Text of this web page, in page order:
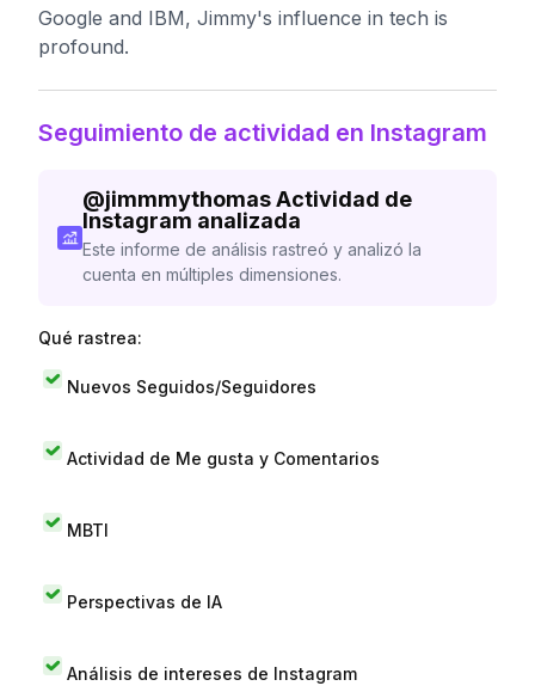
Google and IBM, Jimmy's influence in tech is
profound.
Seguimiento de actividad en Instagram
@jimmmythomasActividad de
Instagram analizada
Este informe de análisis rastreó y analizó la
cuenta en múltiples dimensiones.
Qué rastrea:
Nuevos Seguidos/Seguidores
Actividad de Me gusta y Comentarios
MBTI
Perspectivas de IA
Análisis de intereses de Instagram